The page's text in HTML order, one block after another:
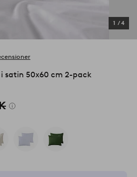
1 /4
i satin 50x60 cm 2-pack